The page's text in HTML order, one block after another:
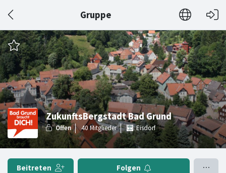
Gruppe
ZukunftsBergstadt Bad Grund
Eisdorf
Beitreten Folgen